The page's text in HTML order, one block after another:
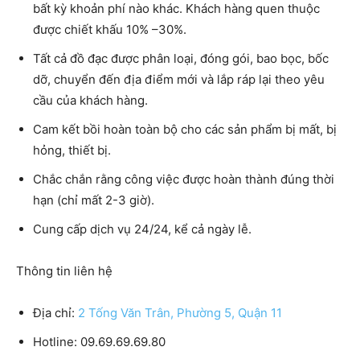
bất kỳ khoản phí nào khác. Khách hàng quen thuộc
được chiết khấu 10% –30%.
Tất cả đồ đạc được phân loại, đóng gói, bao bọc, bốc
dỡ, chuyển đến địa điểm mới và lắp ráp lại theo yêu
cầu của khách hàng.
Cam kết bồi hoàn toàn bộ cho các sản phẩm bị mất, bị
hỏng, thiết bị.
Chắc chắn rằng công việc được hoàn thành đúng thời
hạn (chỉ mất 2-3 giờ).
Cung cấp dịch vụ 24/24, kể cả ngày lễ.
Thông tin liên hệ
Địa chỉ: 2 Tống Văn Trân, Phường 5, Quận 11
Hotline: 09.69.69.69.80